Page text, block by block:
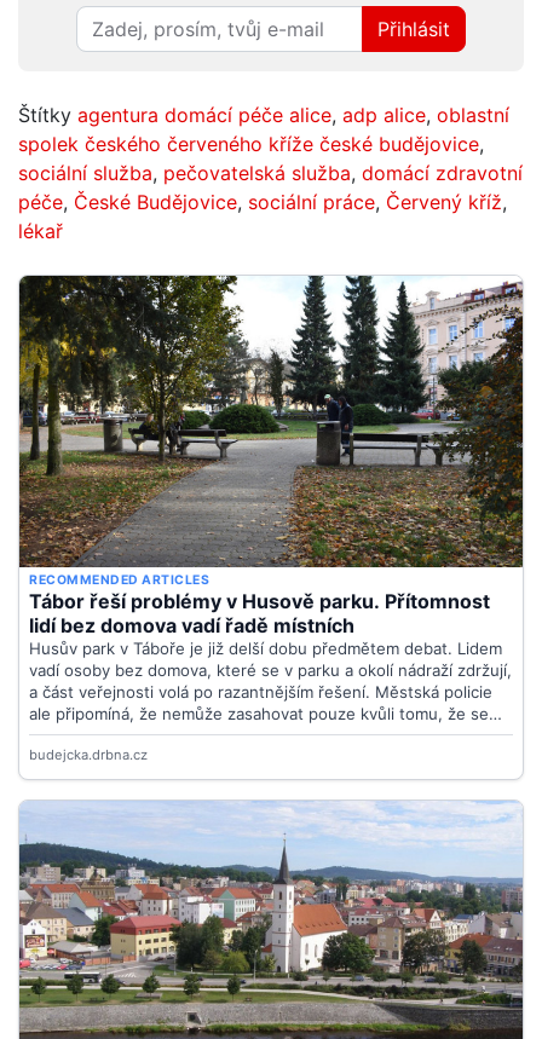
Přihlásit
Štítky agentura domácí péče alice, adp alice, oblastní
spolek českého červeného kříže české budějovice,
sociální služba, pečovatelská služba, domácí zdravotní
péče, České Budějovice, sociální práce, Červený kříž,
lékař